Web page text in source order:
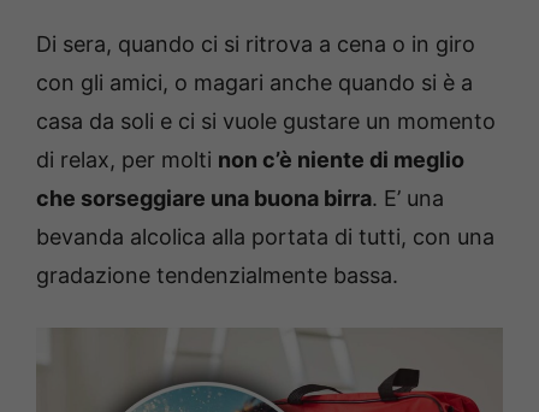
Di sera, quando ci si ritrova a cena o in giro
con gli amici, o magari anche quando si è a
casa da soli e ci si vuole gustare un momento
di relax, per molti non c’è niente di meglio
che sorseggiare una buona birra. E’ una
bevanda alcolica alla portata di tutti, con una
gradazione tendenzialmente bassa.